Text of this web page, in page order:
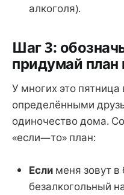
алкоголя).
Шаг 3:
придумай план
У многих это
определёнными
одиночество дома.
«если—то» план:
Если меня зовут в
безалкогольный